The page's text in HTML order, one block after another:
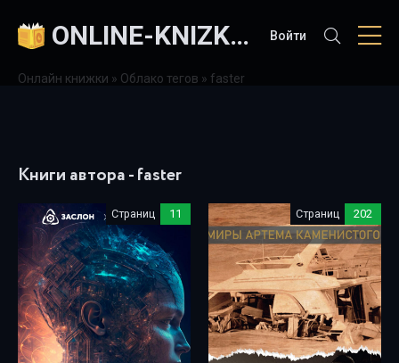
ONLINE-KNIZKI.COM Войти
Онлайн книжки » Облако тегов » faster
Книги автора - faster
Страниц 11 Страниц 202